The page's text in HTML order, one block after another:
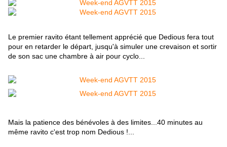
Le premier ravito étant tellement apprécié que Dedious fera tout
pour en retarder le départ, jusqu'à simuler une crevaison et sortir
de son sac une chambre à air pour cyclo...
Mais la patience des bénévoles à des limites...40 minutes au
même ravito c'est trop nom Dedious !...